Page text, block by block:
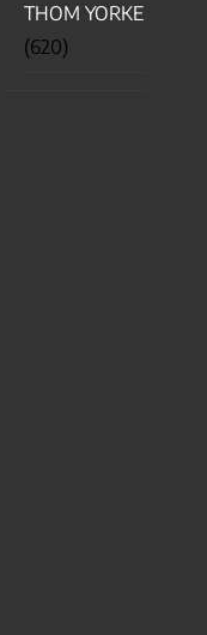
THOM YORKE
(620)